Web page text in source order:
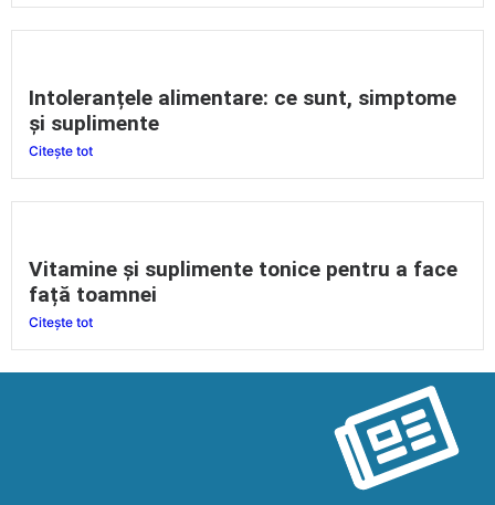
Intoleranțele alimentare: ce sunt, simptome
și suplimente
Citește tot
Vitamine și suplimente tonice pentru a face
față toamnei
Citește tot